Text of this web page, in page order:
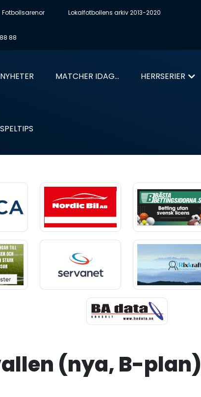
Fotbollsarenor Lokalfotbollens arkiv 2013-2020
88
NYHETER MATCHER IDAG... HERRSERIER
SPELTIPS
(nya, B-plan)